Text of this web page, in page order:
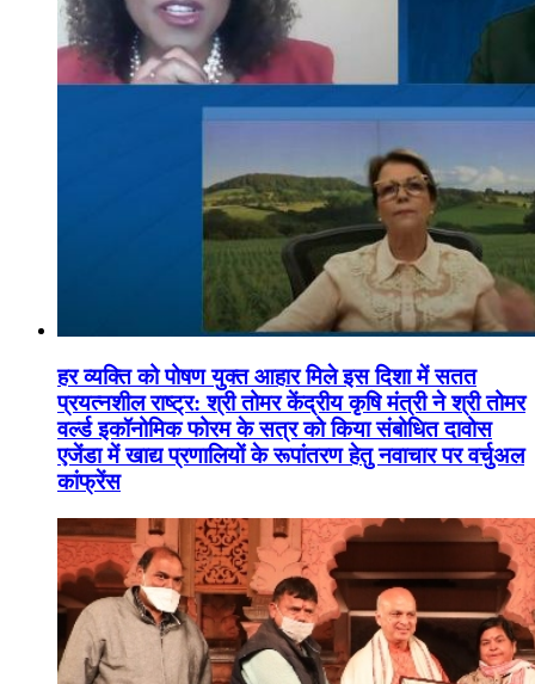
हर व्यक्ति को पोषण युक्त आहार मिले इस दिशा में सतत
प्रयत्नशील राष्ट्र: श्री तोमर केंद्रीय कृषि मंत्री ने श्री तोमर
वर्ल्ड इकॉनोमिक फोरम के सत्र को किया संबोधित दावोस
एजेंडा में खाद्य प्रणालियों के रूपांतरण हेतु नवाचार पर वर्चुअल
कांफ्रेंस